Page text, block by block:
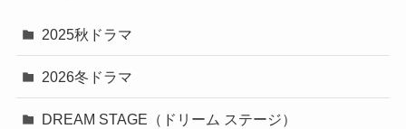
2025秋ドラマ
2026冬ドラマ
DREAM STAGE（ドリーム ステージ）